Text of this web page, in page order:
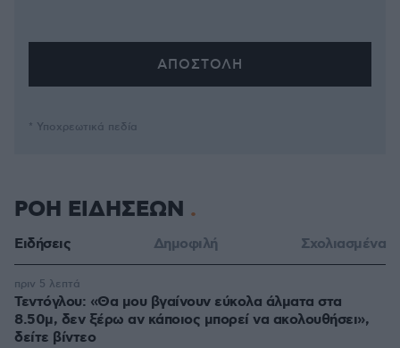
* Υποχρεωτικά πεδία
ΡΟΗ ΕΙΔΗΣΕΩΝ
Ειδήσεις Δημοφιλή Σχολιασμένα
Τεντόγλου: «Θα μου βγαίνουν εύκολα άλματα στα
8.50μ, δεν ξέρω αν κάποιος μπορεί να ακολουθήσει»,
δείτε βίντεο
πριν 5 λεπτά